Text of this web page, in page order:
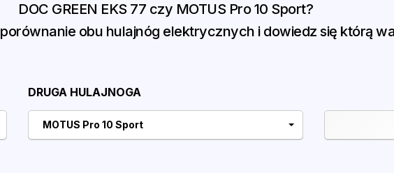
DOC GREEN EKS 77 czy MOTUS Pro 10 Sport?
obu hulajnóg elektrycznych i dowiedz się którą
DRUGA HULAJNOGA
MOTUS Pro 10 Sport